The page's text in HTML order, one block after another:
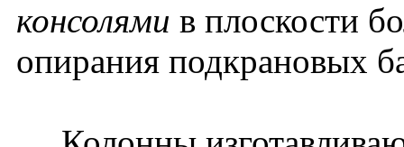
консолями в плоскости
опирания подкрановых